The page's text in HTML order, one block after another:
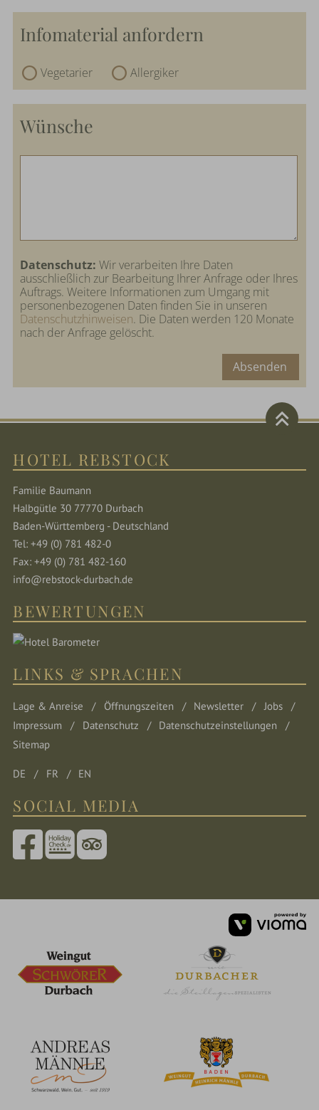
Infomaterial anfordern
Vegetarier Allergiker
Wünsche
Datenschutz:Wir verarbeiten Ihre Daten
ausschließlich zur Bearbeitung Ihrer Anfrage oder Ihres
Auftrags. Weitere Informationen zum Umgang mit
personenbezogenen Daten finden Sie in unseren
Datenschutzhinweisen. Die Daten werden 120 Monate
nach der Anfrage gelöscht.
Absenden
HOTEL REBSTOCK
Familie Baumann
Halbgütle 30 77770 Durbach
Baden-Württemberg - Deutschland
Tel: +49 (0) 781 482-0
Fax: +49 (0) 781 482-160
info@rebstock-durbach.de
BEWERTUNGEN
LINKS & SPRACHEN
Lage & Anreise Öffnungszeiten Newsletter
Jobs
Impressum
Datenschutz
Datenschutzeinstellungen
Sitemap
DE FR EN
SOCIAL MEDIA